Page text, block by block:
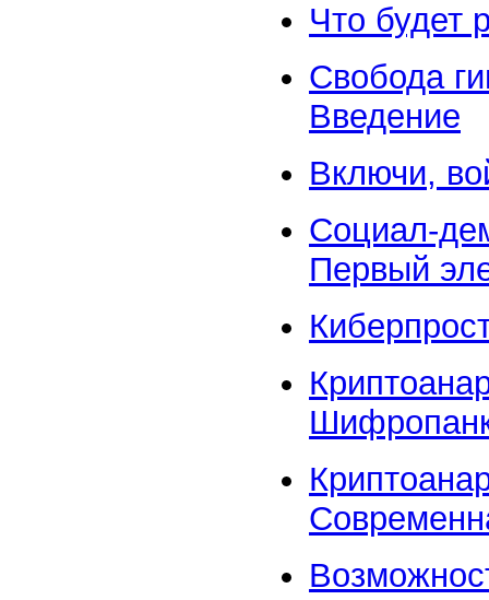
Что будет
Свобода
Введение
Включи,
Cоциал-
Первый